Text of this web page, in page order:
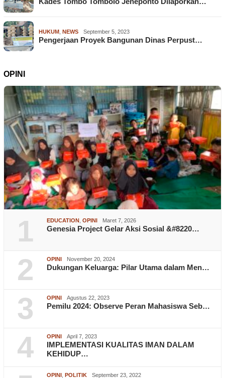
HUKUM NEWS September 5, 2023
Pengerjaan Proyek Bangunan Dinas Perpust…
OPINI
1 EDUCATION OPINI Maret 7, 2026
Genesia Project Gelar Aksi Sosial &#8220…
2 OPINI November 20, 2024
Dukungan Keluarga: Pilar Utama dalam Men…
3 OPINI Agustus 22, 2023
Pemilu 2024: Observe Peran Mahasiswa Seb…
4 OPINI April 7, 2023
IMPLEMENTASI KUALITAS IMAN DALAM
KEHIDUP…
OPINI POLITIK September 23, 2022